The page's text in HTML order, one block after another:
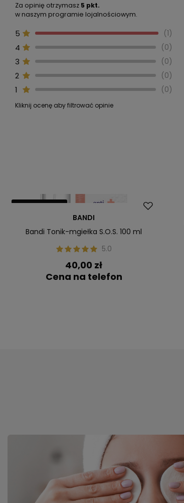
Za opinię otrzymasz 5 pkt.
w naszym programie lojalnościowym.
5 1
4 0
3 0
2 0
1 0
Kliknij ocenę aby filtrować opinie
Nasz bestseller
BANDI
Bandi Tonik-mgiełka S.O.S. 100 ml
5.0
40,00 zł
Cena na telefon